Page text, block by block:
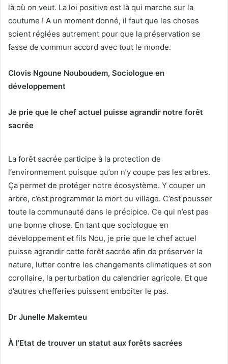
là où on veut. La loi positive est là qui marche sur la
coutume ! A un moment donné, il faut que les choses
soient réglées autrement pour que la préservation se
fasse de commun accord avec tout le monde.
Clovis Ngoune Nouboudem, Sociologue en
développement
Je prie que le chef actuel puisse agrandir notre forêt
sacrée
La forêt sacrée participe à la protection de
l’environnement puisque qu’on n’y coupe pas les arbres.
Ça permet de protéger notre écosystème. Y couper un
arbre, c’est programmer la mort du village. C’est pousser
toute la communauté dans le précipice. Ce qui n’est pas
une bonne chose. En tant que sociologue en
développement et fils Nou, je prie que le chef actuel
puisse agrandir cette forêt sacrée afin de préserver la
nature, lutter contre les changements climatiques et son
corollaire, la perturbation du calendrier agricole. Et que
d’autres chefferies puissent emboîter le pas.
Dr Junelle Makemteu
À l’Etat de trouver un statut aux forêts sacrées